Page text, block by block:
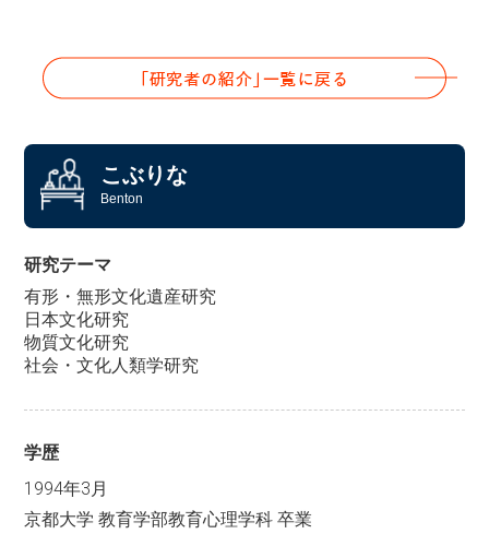
こぶりな
Benton
研究テーマ
有形・無形文化遺産研究
日本文化研究
物質文化研究
社会・文化人類学研究
学歴
1994年3月
京都大学 教育学部教育心理学科 卒業